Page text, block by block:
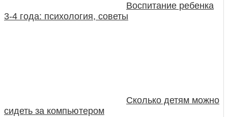
Воспитание ребенка
3-4 года: психология, советы
Сколько детям можно
сидеть за компьютером